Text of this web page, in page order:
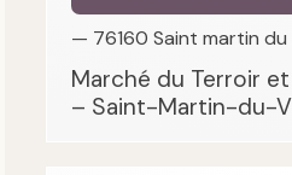
— 76160 Saint martin du
Marché du Terroir
– Saint-Martin-du-